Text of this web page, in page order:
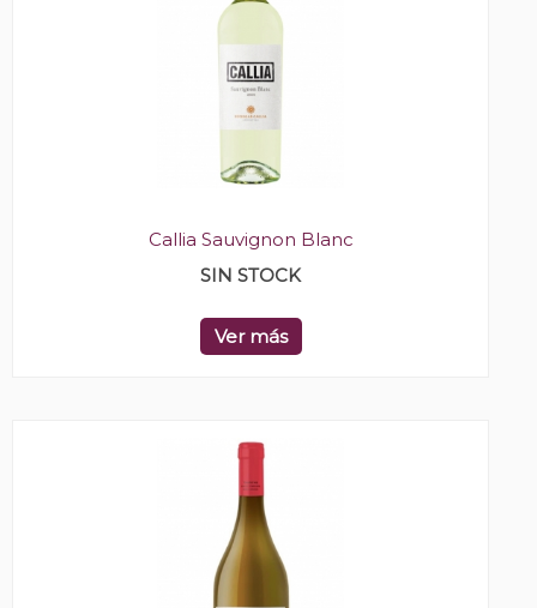
Callia Sauvignon Blanc
SIN STOCK
Ver más